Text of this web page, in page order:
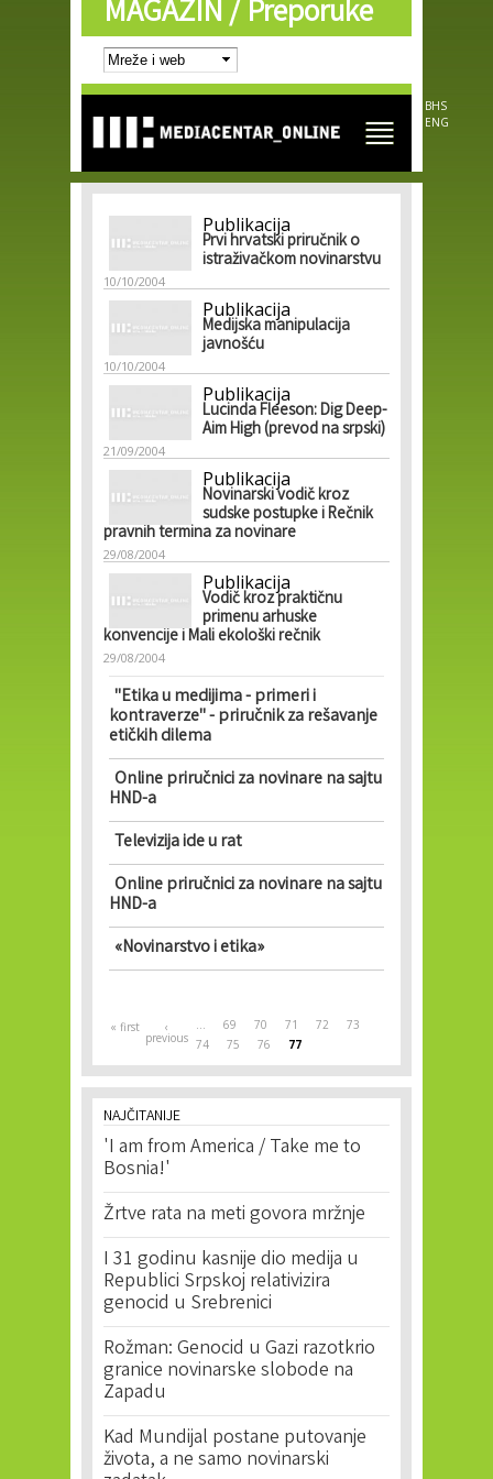
Skip to
main
content
MAGAZIN /Preporuke
BHS
ENG
Publikacija
Prvi hrvatski priručnik o
istraživačkom novinarstvu
10/10/2004
Publikacija
Medijska manipulacija
javnošću
10/10/2004
Publikacija
Lucinda Fleeson: Dig Deep-
Aim High (prevod na srpski)
21/09/2004
Publikacija
Novinarski vodič kroz
sudske postupke i Rečnik
pravnih termina za novinare
29/08/2004
Publikacija
Vodič kroz praktičnu
primenu arhuske
konvencije i Mali ekološki rečnik
29/08/2004
"Etika u medijima - primeri i
kontraverze" - priručnik za rešavanje
etičkih dilema
Online priručnici za novinare na sajtu
HND-a
Televizija ide u rat
Online priručnici za novinare na sajtu
HND-a
«Novinarstvo i etika»
Pages
« first ‹
previous
… 69 70 71 72
73
74
75 76 77
NAJČITANIJE
'I am from America / Take me to
Bosnia!'
Žrtve rata na meti govora mržnje
I 31 godinu kasnije dio medija u
Republici Srpskoj relativizira
genocid u Srebrenici
Rožman: Genocid u Gazi razotkrio
granice novinarske slobode na
Zapadu
Kad Mundijal postane putovanje
života, a ne samo novinarski